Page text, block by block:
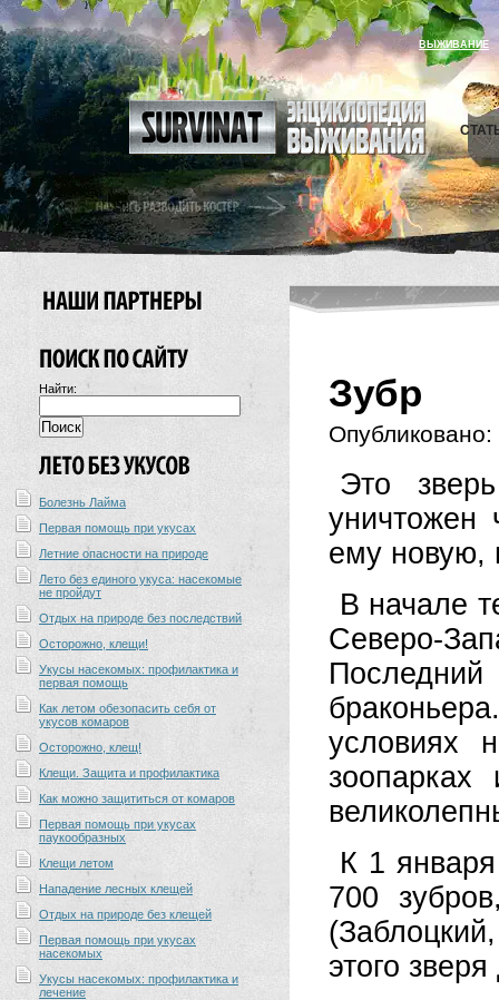
ВЫЖИВАНИЕ
Найти:
Болезнь Лайма
Первая помощь при укусах
Летние опасности на природе
Лето без единого укуса: насекомые
не пройдут
Отдых на природе без последствий
Осторожно, клещи!
Укусы насекомых: профилактика и
первая помощь
Как летом обезопасить себя от
укусов комаров
Осторожно, клещ!
Клещи. Защита и профилактика
Как можно защититься от комаров
Первая помощь при укусах
паукообразных
Клещи летом
Нападение лесных клещей
Отдых на природе без клещей
Первая помощь при укусах
насекомых
Укусы насекомых: профилактика и
лечение
Зубр
Опубликовано:
Это
ему новую,
В начале
Северо-
Последний
условиях
К 1
700
этого